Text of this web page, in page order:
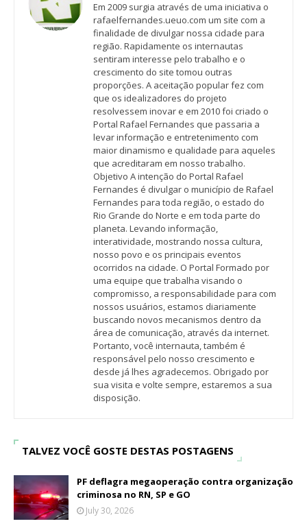
Em 2009 surgia através de uma iniciativa o
rafaelfernandes.ueuo.com um site com a
finalidade de divulgar nossa cidade para
região. Rapidamente os internautas
sentiram interesse pelo trabalho e o
crescimento do site tomou outras
proporções. A aceitação popular fez com
que os idealizadores do projeto
resolvessem inovar e em 2010 foi criado o
Portal Rafael Fernandes que passaria a
levar informação e entretenimento com
maior dinamismo e qualidade para aqueles
que acreditaram em nosso trabalho.
Objetivo A intenção do Portal Rafael
Fernandes é divulgar o município de Rafael
Fernandes para toda região, o estado do
Rio Grande do Norte e em toda parte do
planeta. Levando informação,
interatividade, mostrando nossa cultura,
nosso povo e os principais eventos
ocorridos na cidade. O Portal Formado por
uma equipe que trabalha visando o
compromisso, a responsabilidade para com
nossos usuários, estamos diariamente
buscando novos mecanismos dentro da
área de comunicação, através da internet.
Portanto, você internauta, também é
responsável pelo nosso crescimento e
desde já lhes agradecemos. Obrigado por
sua visita e volte sempre, estaremos a sua
disposição.
TALVEZ VOCÊ GOSTE DESTAS POSTAGENS
PF deflagra megaoperação contra organização
criminosa no RN, SP e GO
July 30, 2026